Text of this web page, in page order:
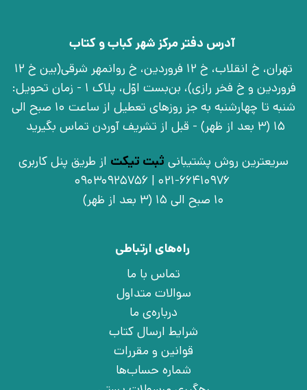
آدرس دفتر مرکز شهر کباب و کتاب
تهران، خ انقلاب، خ 12 فروردین، خ روانمهر شرقی(بین خ 12
فروردین و خ فخر رازی)، بن‌بست اوّل، پلاک 1 - زمان تحویل:
شنبه تا چهارشنبه به جز روزهای تعطیل از ساعت 10 صبح الی
15 (3 بعد از ظهر) - قبل از تشریف آوردن تماس بگیرید
سریعترین روش پشتیبانی ثبت تیکت از طریق پنل کاربری
021-66410976 | 09030925756
10 صبح الی 15 (3 بعد از ظهر)
راه‌های ارتباطی
تماس با ما
سوالات متداول
درباره‌ی ما
شرایط ارسال کتاب
قوانین و مقررات
شماره حساب‌ها